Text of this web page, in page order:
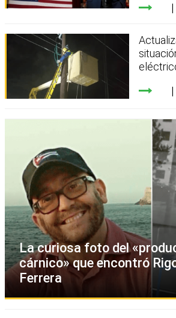
La curiosa foto del
cárnico» que encontró
Ferrera